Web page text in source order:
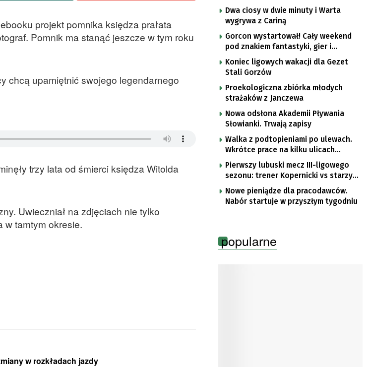
projekt pomnika księdza prałata
Pomnik ma stanąć jeszcze w tym roku
chcą upamiętnić swojego legendarnego
trzy lata od śmierci księdza Witolda
Uwieczniał na zdjęciach nie tylko
w tamtym okresie.
w rozkładach jazdy
Dwa ciosy w dwie minuty i Warta
wygrywa z Cariną
Gorcon wystartował! Cały weekend
pod znakiem fantastyki, gier i
popkultury
Koniec ligowych wakacji dla Gezet
Stali Gorzów
Proekologiczna zbiórka młodych
strażaków z Janczewa
Nowa odsłona Akademii Pływania
Słowianki. Trwają zapisy
Walka z podtopieniami po ulewach.
Wkrótce prace na kilku ulicach
Gorzowa
Pierwszy lubuski mecz III-ligowego
sezonu: trener Kopernicki vs starzy
znajomi
Nowe pieniądze dla pracodawców.
Nabór startuje w przyszłym tygodniu
popularne